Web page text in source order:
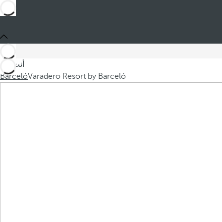
أنت في
BarcelóVaradero Resort by Barceló